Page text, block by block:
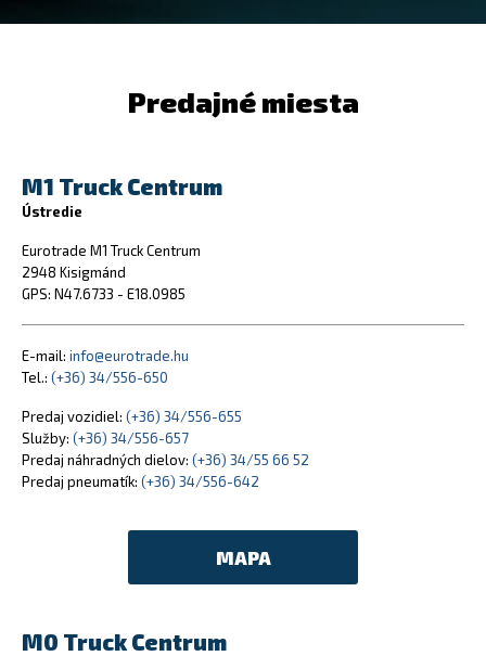
Predajné miesta
M1 Truck Centrum
Ústredie
Eurotrade M1 Truck Centrum
2948 Kisigmánd
GPS: N47.6733 - E18.0985
E-mail: info@eurotrade.hu
Tel.: (+36) 34/556-650
Predaj vozidiel: (+36) 34/556-655
Služby: (+36) 34/556-657
Predaj náhradných dielov: (+36) 34/55 66 52
Predaj pneumatík: (+36) 34/556-642
MAPA
M0 Truck Centrum